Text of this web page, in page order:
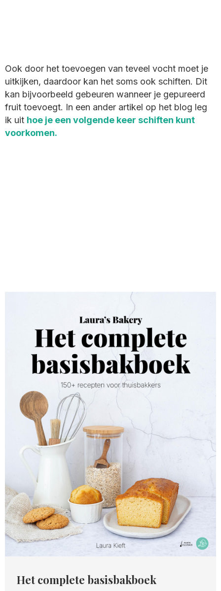
Ook door het toevoegen van teveel vocht moet je
uitkijken, daardoor kan het soms ook schiften. Dit
kan bijvoorbeeld gebeuren wanneer je gepureerd
fruit toevoegt. In een ander artikel op het blog leg
ik uit hoe je een volgende keer schiften kunt
voorkomen.
Het complete basisbakboek